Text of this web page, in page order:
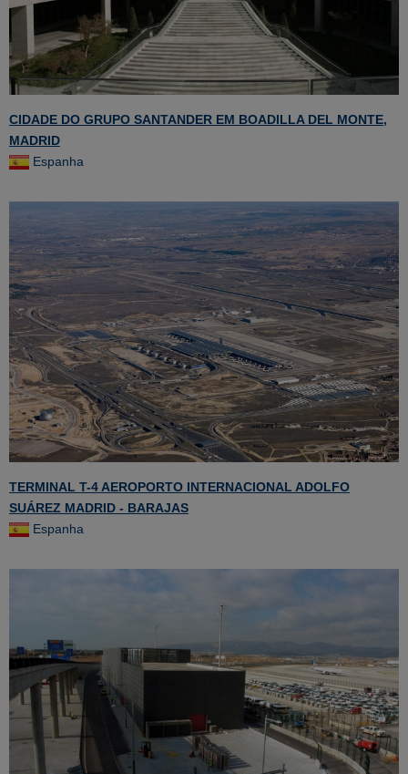
CIDADE DO GRUPO SANTANDER EM BOADILLA DEL MONTE,
MADRID
Espanha
TERMINAL T-4 AEROPORTO INTERNACIONAL ADOLFO
SUÁREZ MADRID - BARAJAS
Espanha